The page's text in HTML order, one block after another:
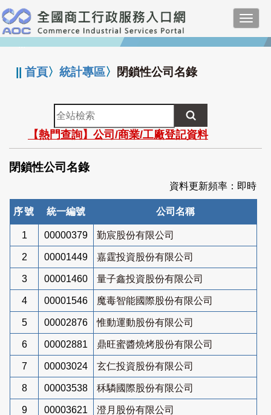
跳
到
主
要
:::
||首頁〉統計專區〉 閉鎖性公司名錄
全
站
檢
索
【熱門查詢】公司/商業/工廠登記資料
閉鎖性公司名錄
資料更新頻率：即時
序號 統一編號 公司名稱
1 00000379 勤宸股份有限公司
2 00001449 嘉霆投資股份有限公司
3 00001460 量子鑫投資股份有限公司
4 00001546 魔毒智能國際股份有限公司
5 00002876 惟動運動股份有限公司
6 00002881 鼎旺蜜醬燒烤股份有限公司
7 00003024 玄仁投資股份有限公司
8 00003538 秝驎國際股份有限公司
9 00003621 澄月股份有限公司